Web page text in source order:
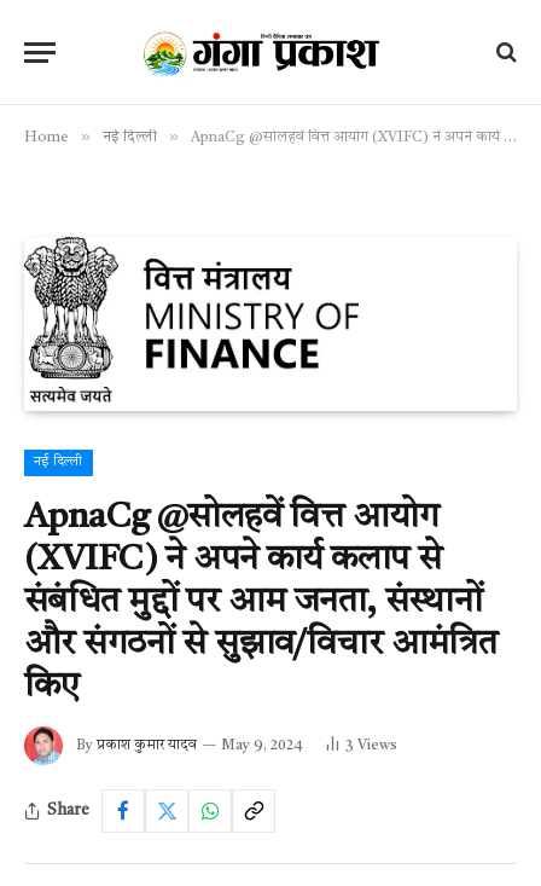
Home » नई दिल्ली » ApnaCg @सोलहवें वित्त आयोग (XVIFC) ने अपने कार्य कलाप से संबंधित मुद्दों पर आम जनता, संस्थानों और संगठनों से सुझाव/विचार आमंत्रित किए
नई दिल्ली
ApnaCg @सोलहवें वित्त आयोग
(XVIFC) ने अपने कार्य कलाप से
संबंधित मुद्दों पर आम जनता, संस्थानों
और संगठनों से सुझाव/विचार आमंत्रित
किए
By प्रकाश कुमार यादव May 9, 2024 3 Views
Share